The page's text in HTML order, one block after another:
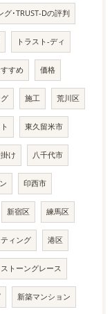
･TRUST-Dの評判
トラスト-ディ
すめ 価格
施工 荒川区
東久留米市
け 八千代市
印西市
新宿区 練馬区
ィング 港区
ストーングレース
新築マンション